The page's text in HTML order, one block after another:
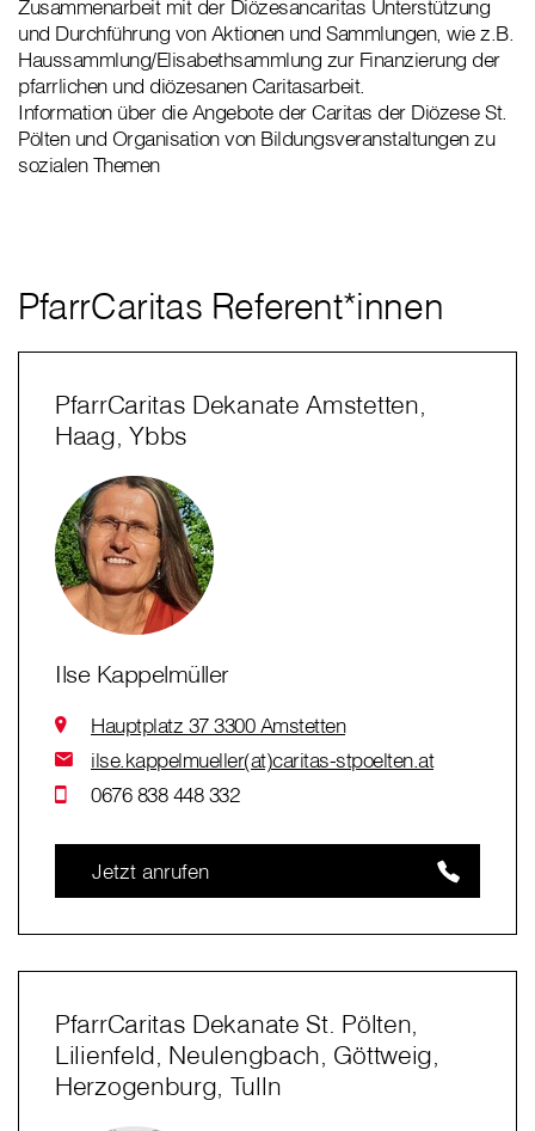
Zusammenarbeit mit der Diözesancaritas Unterstützung
und Durchführung von Aktionen und Sammlungen, wie z.B.
Haussammlung/Elisabethsammlung zur Finanzierung der
pfarrlichen und diözesanen Caritasarbeit.
Information über die Angebote der Caritas der Diözese St.
Pölten und Organisation von Bildungsveranstaltungen zu
sozialen Themen
PfarrCaritas Referent*innen
PfarrCaritas Dekanate Amstetten,
Haag, Ybbs
Ilse Kappelmüller
Hauptplatz 37 3300 Amstetten
ilse.kappelmueller(at)caritas-stpoelten.at
0676 838 448 332
Jetzt anrufen
PfarrCaritas Dekanate St. Pölten,
Lilienfeld, Neulengbach, Göttweig,
Herzogenburg, Tulln